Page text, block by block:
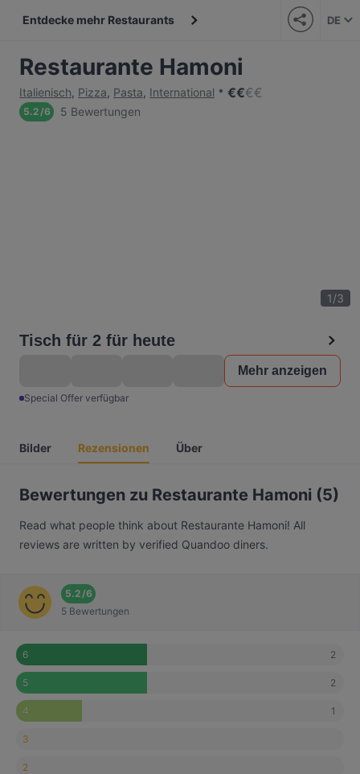
Entdecke mehr Restaurants DE
Restaurante Hamoni
Italienisch, Pizza, Pasta, International €€€€
5.2/6 5 Bewertungen
1/3
Tisch für 2 für heute
Mehr anzeigen
Special Offer verfügbar
Bilder Rezensionen Über
Bewertungen zu Restaurante Hamoni (5)
Read what people think about Restaurante Hamoni! All
reviews are written by verified Quandoo diners.
5.2/6
5 Bewertungen
6 2
5 2
4 1
3
2